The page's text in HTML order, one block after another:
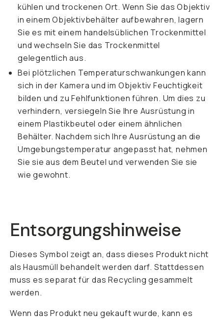
kühlen und trockenen Ort. Wenn Sie das Objektiv
in einem Objektivbehälter aufbewahren, lagern
Sie es mit einem handelsüblichen Trockenmittel
und wechseln Sie das Trockenmittel
gelegentlich aus.
Bei plötzlichen Temperaturschwankungen kann
sich in der Kamera und im Objektiv Feuchtigkeit
bilden und zu Fehlfunktionen führen. Um dies zu
verhindern, versiegeln Sie Ihre Ausrüstung in
einem Plastikbeutel oder einem ähnlichen
Behälter. Nachdem sich Ihre Ausrüstung an die
Umgebungstemperatur angepasst hat, nehmen
Sie sie aus dem Beutel und verwenden Sie sie
wie gewohnt.
Entsorgungshinweise
Dieses Symbol zeigt an, dass dieses Produkt nicht
als Hausmüll behandelt werden darf. Stattdessen
muss es separat für das Recycling gesammelt
werden.
Wenn das Produkt neu gekauft wurde, kann es